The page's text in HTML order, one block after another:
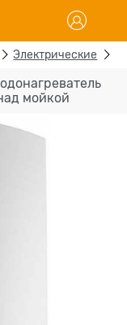
Электрические
мойкой